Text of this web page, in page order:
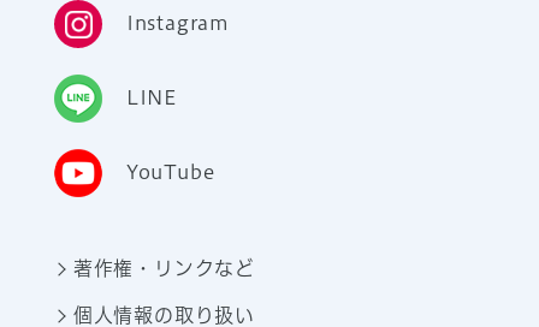
Instagram
LINE
YouTube
著作権・リンクなど
個人情報の取り扱い